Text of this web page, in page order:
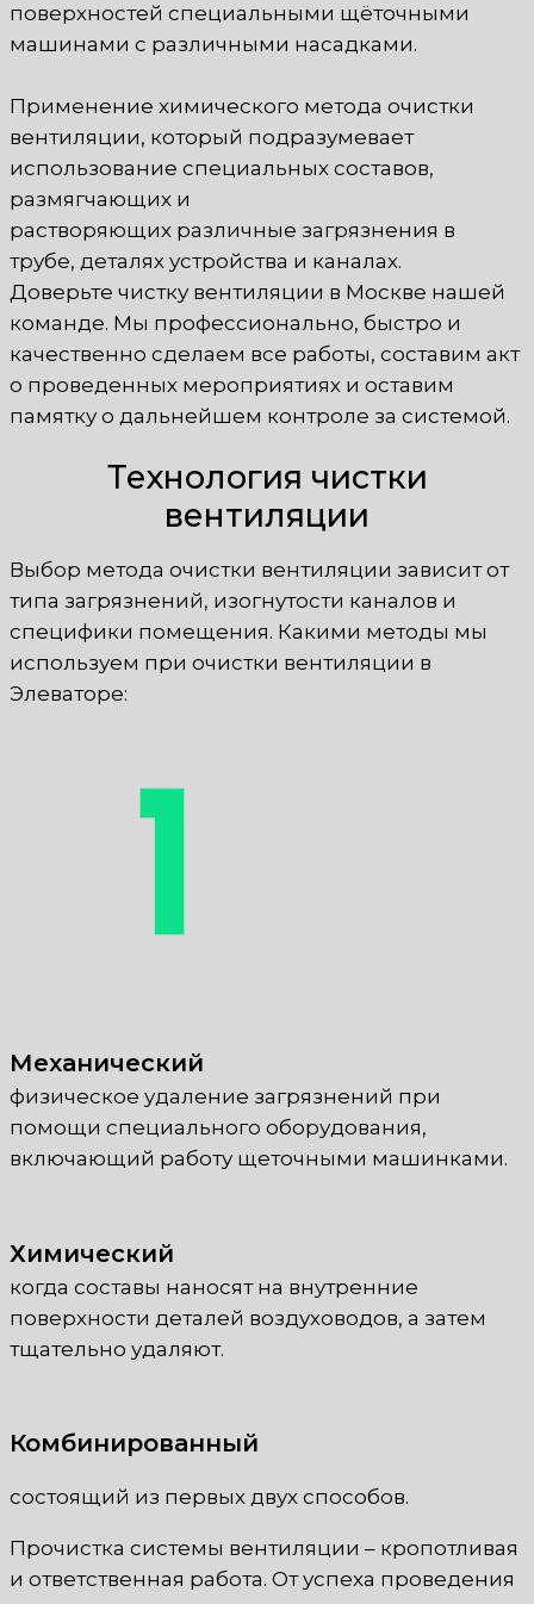
поверхностей специальными щёточными
машинами с различными насадками.
Применение химического метода очистки
вентиляции, который подразумевает
использование специальных составов,
размягчающих и
растворяющих различные загрязнения в
трубе, деталях устройства и каналах.
Доверьте чистку вентиляции в Москве нашей
команде. Мы профессионально, быстро и
качественно сделаем все работы, составим акт
о проведенных мероприятиях и оставим
памятку о дальнейшем контроле за системой.
Технология чистки
вентиляции
Выбор метода очистки вентиляции зависит от
типа загрязнений, изогнутости каналов и
специфики помещения. Какими методы мы
используем при очистки вентиляции в
Элеваторе:
Механический
физическое удаление загрязнений при
помощи специального оборудования,
включающий работу щеточными машинками.
Химический
когда составы наносят на внутренние
поверхности деталей воздуховодов, а затем
тщательно удаляют.
Комбинированный
состоящий из первых двух способов.
Прочистка системы вентиляции – кропотливая
и ответственная работа. От успеха проведения